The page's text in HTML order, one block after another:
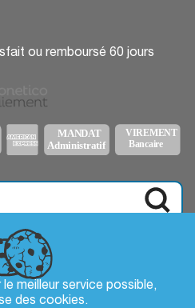
meilleur service possible,
des cookies.
ou remboursé 60 jours